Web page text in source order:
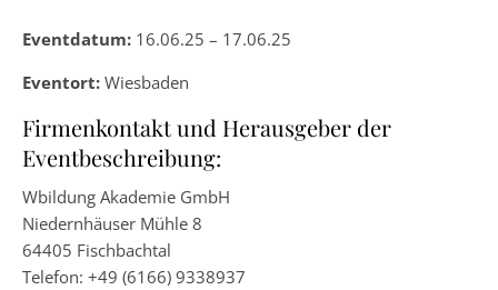
Eventdatum: 16.06.25 – 17.06.25
Eventort: Wiesbaden
Firmenkontakt und Herausgeber der
Eventbeschreibung:
Wbildung Akademie GmbH
Niedernhäuser Mühle 8
64405 Fischbachtal
Telefon: +49 (6166) 9338937